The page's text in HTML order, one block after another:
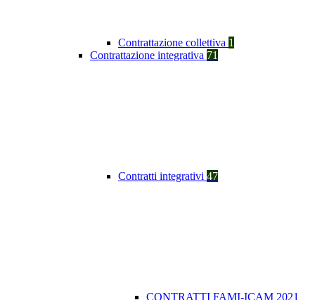
Contrattazione collettiva 1
Contrattazione integrativa 71
Contratti integrativi 47
CONTRATTI FAMI-ICAM 2021